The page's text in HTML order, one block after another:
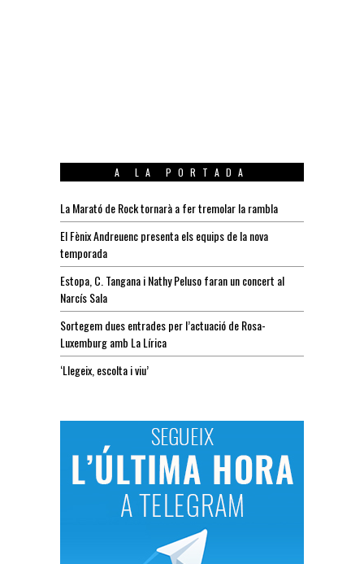
A LA PORTADA
La Marató de Rock tornarà a fer tremolar la rambla
El Fènix Andreuenc presenta els equips de la nova
temporada
Estopa, C. Tangana i Nathy Peluso faran un concert al
Narcís Sala
Sortegem dues entrades per l’actuació de Rosa-
Luxemburg amb La Lírica
‘Llegeix, escolta i viu’